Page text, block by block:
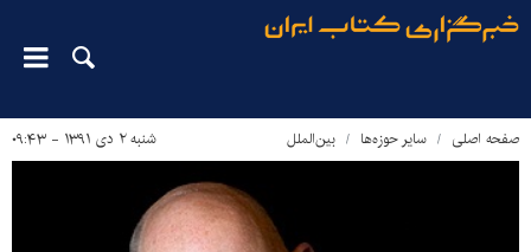
صفحه اصلی سایر حوزه‌ها بین‌الملل شنبه ۲ دی ۱۳۹۱ - ۰۹:۴۳